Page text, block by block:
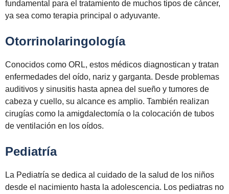
fundamental para el tratamiento de muchos tipos de cáncer,
ya sea como terapia principal o adyuvante.
Otorrinolaringología
Conocidos como ORL, estos médicos diagnostican y tratan
enfermedades del oído, nariz y garganta. Desde problemas
auditivos y sinusitis hasta apnea del sueño y tumores de
cabeza y cuello, su alcance es amplio. También realizan
cirugías como la amigdalectomía o la colocación de tubos
de ventilación en los oídos.
Pediatría
La Pediatría se dedica al cuidado de la salud de los niños
desde el nacimiento hasta la adolescencia. Los pediatras no